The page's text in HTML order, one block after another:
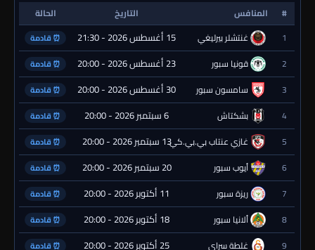
# المنافس التاريخ
الحالة
1
غنتشلر بيرليغي 15 أغسطس 2026 - 21:30 ⏰ قادمة
2 قونيا سبور 23 أغسطس 2026 - 20:00 ⏰ قادمة
3 سامسون سبور 30 أغسطس 2026 - 20:00 ⏰ قادمة
4 بشكتاش 6 سبتمبر 2026 - 20:00 ⏰ قادمة
5 غازي عنتاب بي.بي.كي.13 سبتمبر 2026 - 20:00 ⏰ قادمة
6 أيوب سبور 20 سبتمبر 2026 - 20:00 ⏰ قادمة
7 ريزة سبور 11 أكتوبر 2026 - 20:00 ⏰ قادمة
8 ألانيا سبور 18 أكتوبر 2026 - 20:00 ⏰ قادمة
9 غلطة سراي 25 أكتوبر 2026 - 20:00 ⏰ قادمة